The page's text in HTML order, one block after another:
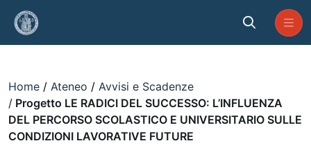
Skip to Main Content
Home Ateneo
Avvisi e Scadenze
Progetto LE RADICI DEL SUCCESSO: L’INFLUENZA
DEL PERCORSO SCOLASTICO E UNIVERSITARIO SULLE
CONDIZIONI LAVORATIVE FUTURE